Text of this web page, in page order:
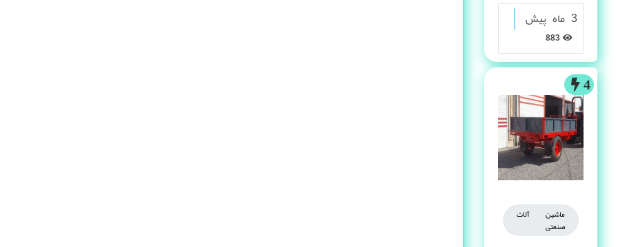
3 ماه پیش
4
ماشین آلات
صنعتی